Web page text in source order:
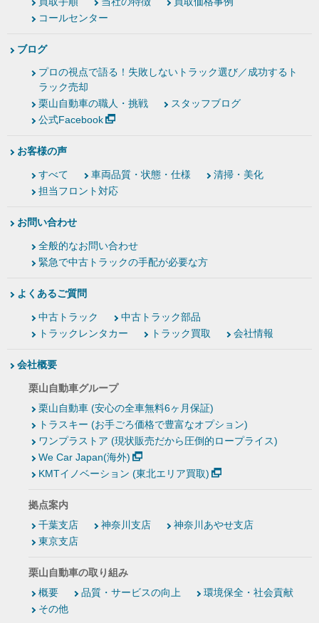
コールセンター
ブログ
プロの視点で語る！失敗しないトラック選び／成功するト
ラック売却
栗山自動車の職人・挑戦
スタッフブログ
公式Facebook
お客様の声
すべて 車両品質・状態・仕様
清掃・美化
担当フロント対応
お問い合わせ
全般的なお問い合わせ
緊急で中古トラックの手配が必要な方
よくあるご質問
中古トラック
中古トラック部品
トラックレンタカー
トラック買取 会社情報
会社概要
栗山自動車グループ
栗山自動車 (安心の全車無料6ヶ月保証)
トラスキー (お手ごろ価格で豊富なオプション)
ワンプラストア (現状販売だから圧倒的ロープライス)
We Car Japan(海外)
KMTイノベーション (東北エリア買取)
拠点案内
千葉支店
神奈川支店
神奈川あやせ支店
東京支店
栗山自動車の取り組み
概要
品質・サービスの向上
環境保全・社会貢献
その他